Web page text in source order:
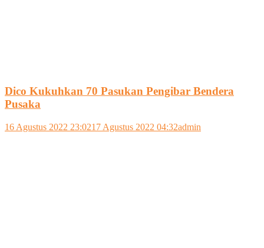
Dico Kukuhkan 70 Pasukan Pengibar Bendera
Pusaka
16 Agustus 2022 23:0217 Agustus 2022 04:32admin